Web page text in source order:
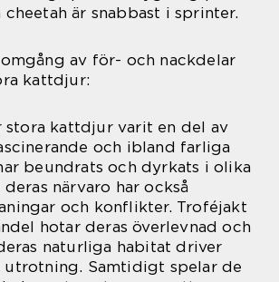
är snabbast i sprinter.
av för- och nackdelar
kattdjur:
stora kattdjur varit en del av
och ibland farliga
beundrats och dyrkats i olika
närvaro har också
och konflikter. Troféjakt
hotar deras överlevnad och
naturliga habitat driver
utrotning. Samtidigt spelar de